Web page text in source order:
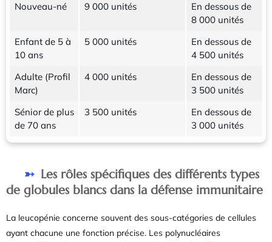
Nouveau-né 9 000 unités
En dessous de
8 000 unités
Enfant de 5 à
10 ans
5 000 unités
En dessous de
4 500 unités
Adulte (Profil
Marc)
4 000 unités
En dessous de
3 500 unités
Sénior de plus
de 70 ans
3 500 unités
En dessous de
3 000 unités
Les rôles spécifiques des différents types
de globules blancs dans la défense immunitaire
La leucopénie concerne souvent des sous-catégories de cellules
ayant chacune une fonction précise. Les polynucléaires